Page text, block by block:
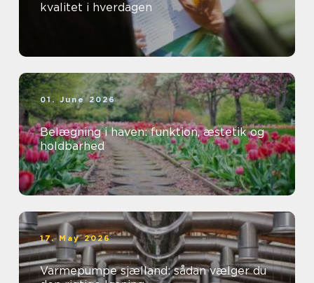
kvalitet i hverdagen
01. June 2026
Belægning i haven: funktion, æstetik og
holdbarhed
17. May 2026
Varmepumpe sjælland: sådan vælger du